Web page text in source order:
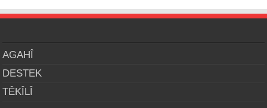
AGAHÎ
DESTEK
TÊKÎLÎ